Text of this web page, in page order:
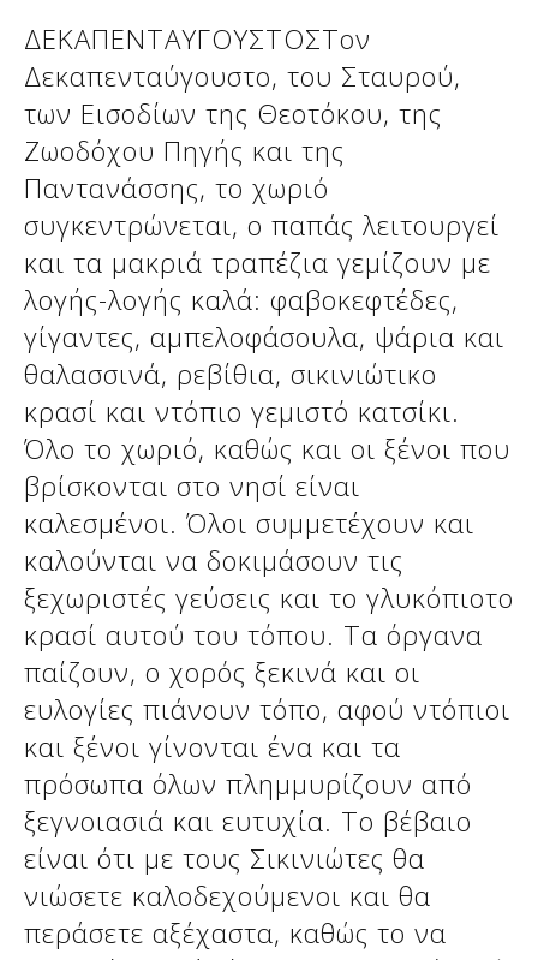
Δείτε μας:
Δείτε μας:
Δείτε μας:
ΔΕΚΑΠΕΝΤΑΥΓΟΥΣΤΟΣΤον
Δεκαπενταύγουστο, του Σταυρού,
των Εισοδίων της Θεοτόκου, της
Ζωοδόχου Πηγής και της
Παντανάσσης, το χωριό
συγκεντρώνεται, ο παπάς λειτουργεί
και τα μακριά τραπέζια γεμίζουν με
λογής-λογής καλά: φαβοκεφτέδες,
γίγαντες, αμπελοφάσουλα, ψάρια και
θαλασσινά, ρεβίθια, σικινιώτικο
κρασί και ντόπιο γεμιστό κατσίκι.
Όλο το χωριό, καθώς και οι ξένοι που
βρίσκονται στο νησί είναι
καλεσμένοι. Όλοι συμμετέχουν και
καλούνται να δοκιμάσουν τις
ξεχωριστές γεύσεις και το γλυκόπιοτο
κρασί αυτού του τόπου. Τα όργανα
παίζουν, ο χορός ξεκινά και οι
ευλογίες πιάνουν τόπο, αφού ντόπιοι
και ξένοι γίνονται ένα και τα
πρόσωπα όλων πλημμυρίζουν από
ξεγνοιασιά και ευτυχία. Το βέβαιο
είναι ότι με τους Σικινιώτες θα
νιώσετε καλοδεχούμενοι και θα
περάσετε αξέχαστα, καθώς το να